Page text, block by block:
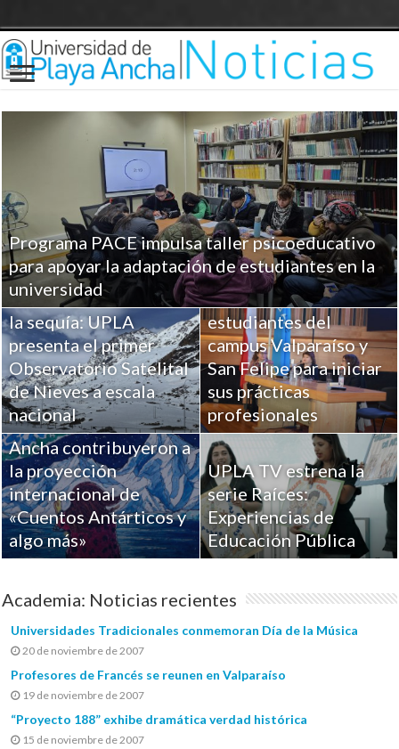
Programa PACE impulsa taller psicoeducativo
para apoyar la adaptación de estudiantes en la
universidad
Ciencia para combatir
la sequía: UPLA
presenta el primer
Observatorio Satelital
de Nieves a escala
nacional
UPLA entrega
herramientas clave a
más de 100
estudiantes del
campus Valparaíso y
San Felipe para iniciar
sus prácticas
profesionales
Académicos de la
Universidad de Playa
Ancha contribuyeron a
la proyección
internacional de
«Cuentos Antárticos y
algo más»
UPLA TV estrena la
serie Raíces:
Experiencias de
Educación Pública
Academia: Noticias recientes
Universidades Tradicionales conmemoran Día de la Música
20 de noviembre de 2007
Profesores de Francés se reunen en Valparaíso
19 de noviembre de 2007
“Proyecto 188” exhibe dramática verdad histórica
15 de noviembre de 2007